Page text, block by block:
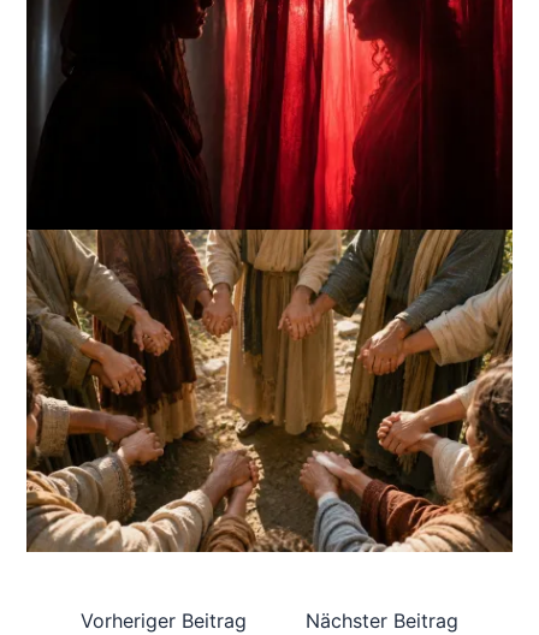
Vorheriger Beitrag Nächster Beitrag